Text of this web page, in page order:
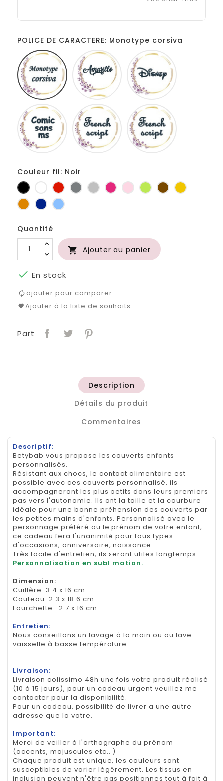
POLICE DE CARACTERE: Monotype corsiva
Monotype
corsiva
Amarillo
Comic
sans
ms
French
script
Couleur fil: Noir
Noir BlancRougeGris
foncé
Gris
clair
Fuchsia
RoseAnis MarronJaune
OrangeMarineBleu
Quantité
 Ajouter au panier
 En stock
ajouter pour comparer
Ajouter à la liste de souhaits
Part
Description
Détails du produit
Commentaires
Descriptif:
Betybab vous propose les couverts enfants
personnalisés.
Résistant aux chocs, le contact alimentaire est
possible avec ces couverts personnalisé. ils
accompagneront les plus petits dans leurs premiers
pas vers l'autonomie. Ils ont la taille et la courbure
idéale pour une bonne préhension des couverts par
les petites mains d'enfants. Personnalisé avec le
personnage préféré ou le prénom de votre enfant,
ce cadeau fera l'unanimité pour tous types
d'occasions; anniversaire, naissance...
Très facile d'entretien, ils seront utiles longtemps.
Personnalisation en sublimation.
Dimension:
Cuillère: 3.4 x 16 cm
Couteau: 2.3 x 18.6 cm
Fourchette : 2.7 x 16 cm
Entretien:
Nous conseillons un lavage à la main ou au lave-
vaisselle à basse température.
Livraison:
Livraison colissimo 48h une fois votre produit réalisé
(10 à 15 jours), pour un cadeau urgent veuillez me
contacter pour la disponibilité.
Pour un cadeau, possibilité de livrer a une autre
adresse que la votre.
Important:
Merci de veiller à l'orthographe du prénom
(accents, majuscules etc...)
Chaque produit est unique, les couleurs sont
susceptibles de varier légèrement. Les tissus en
inclusion peuvent n'être pas positionnes tout à fait à